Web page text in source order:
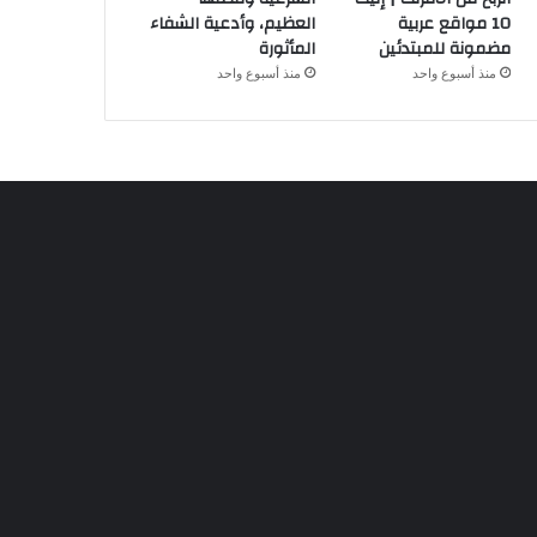
10 مواقع عربية
مضمونة للمبتدئين
منذ أسبوع واحد
العظيم، وأدعية الشفاء
المأثورة
منذ أسبوع واحد